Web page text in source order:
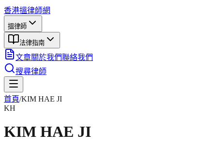
香港搵律師網
搵律師
法律指南
文章關於我們聯絡我們
搜尋律師
首頁/KIM HAE JI
KH
KIM HAE JI